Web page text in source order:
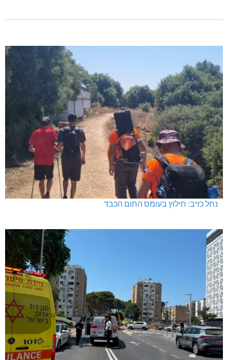
נחל כזיב: חילוץ בעומס החום הכבד